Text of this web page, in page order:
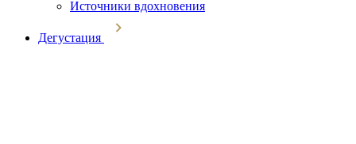
Источники вдохновения
Дегустация